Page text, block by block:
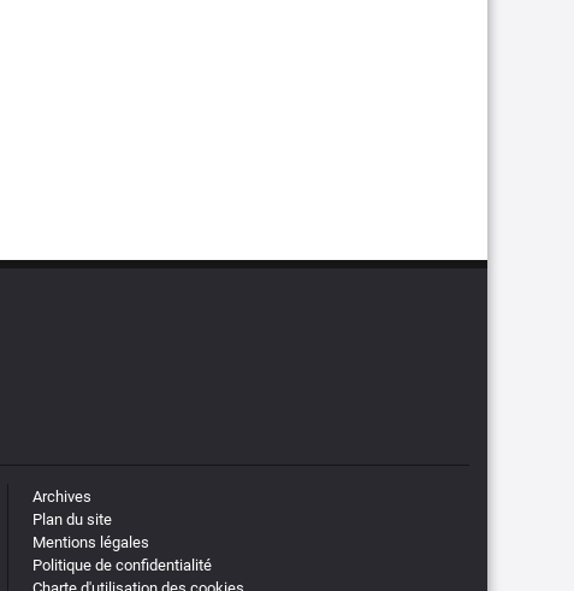
Archives
Plan du site
Mentions légales
Politique de confidentialité